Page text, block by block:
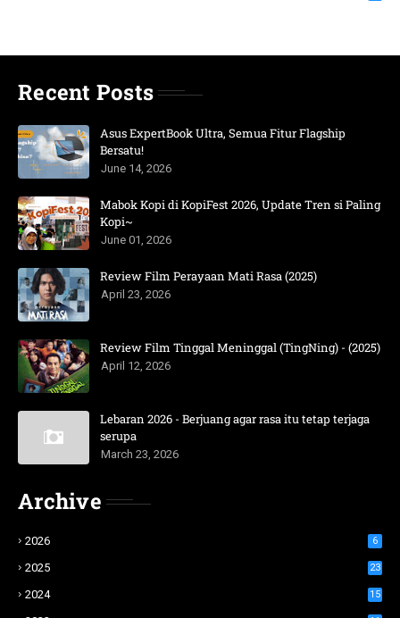
Recent Posts
Asus ExpertBook Ultra, Semua Fitur Flagship
Bersatu!
June 14, 2026
Mabok Kopi di KopiFest 2026, Update Tren si Paling
Kopi~
June 01, 2026
Review Film Perayaan Mati Rasa (2025)
April 23, 2026
Review Film Tinggal Meninggal (TingNing) - (2025)
April 12, 2026
Lebaran 2026 - Berjuang agar rasa itu tetap terjaga
serupa
March 23, 2026
Archive
2026 6
2025 23
2024 15